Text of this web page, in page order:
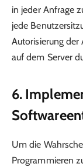
in jeder Anfrage
jede
Autorisierung der
auf dem Server
6.
Um die
Programmieren